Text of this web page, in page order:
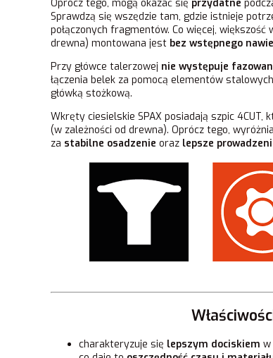
Oprócz tego, mogą okazać się przydatne
Sprawdzą się wszędzie tam, gdzie istnieje
połączonych fragmentów. Co więcej,
drewna) montowana jest bez wstępnego
Przy główce talerzowej nie występuje
łączenia belek za pomocą elementów
główką stożkową.
Wkręty ciesielskie SPAX posiadają szpic 4CUT,
(w zależności od drewna). Oprócz tego,
za stabilne osadzenie oraz lepsze
charakteryzuje się lepszym dociskiem w